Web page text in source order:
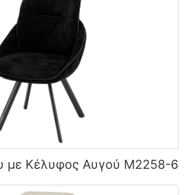
με Κέλυφος Αυγού M2258-6